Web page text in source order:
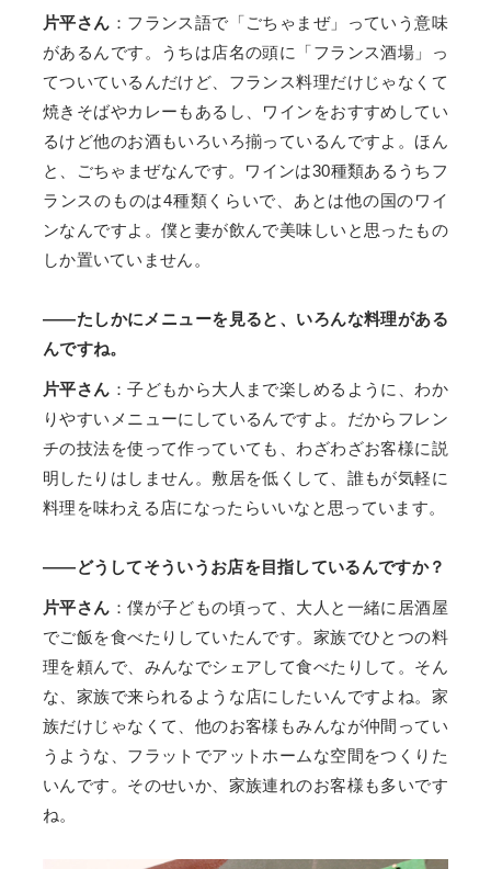
片平さん ：フランス語で「ごちゃまぜ」っていう意味
があるんです。うちは店名の頭に「フランス酒場」っ
てついているんだけど、フランス料理だけじゃなくて
焼きそばやカレーもあるし、ワインをおすすめしてい
るけど他のお酒もいろいろ揃っているんですよ。ほん
と、ごちゃまぜなんです。ワインは30種類あるうちフ
ランスのものは4種類くらいで、あとは他の国のワイ
ンなんですよ。僕と妻が飲んで美味しいと思ったもの
しか置いていません。
——たしかにメニューを見ると、いろんな料理がある
んですね。
片平さん ：子どもから大人まで楽しめるように、わか
りやすいメニューにしているんですよ。だからフレン
チの技法を使って作っていても、わざわざお客様に説
明したりはしません。敷居を低くして、誰もが気軽に
料理を味わえる店になったらいいなと思っています。
——どうしてそういうお店を目指しているんですか？
片平さん ：僕が子どもの頃って、大人と一緒に居酒屋
でご飯を食べたりしていたんです。家族でひとつの料
理を頼んで、みんなでシェアして食べたりして。そん
な、家族で来られるような店にしたいんですよね。家
族だけじゃなくて、他のお客様もみんなが仲間ってい
うような、フラットでアットホームな空間をつくりた
いんです。そのせいか、家族連れのお客様も多いです
ね。